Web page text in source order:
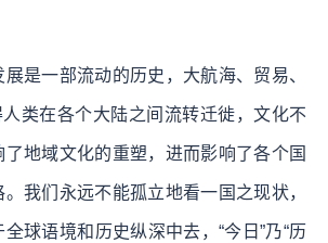
是一部流动的历史，大航海、贸易、
类在各个大陆之间流转迁徙，文化不
了地域文化的重塑，进而影响了各个国
我们永远不能孤立地看一国之现状，
球语境和历史纵深中去，“今日”乃“历